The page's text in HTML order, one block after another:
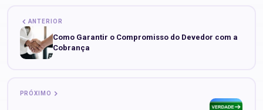
ANTERIOR
Como Garantir o Compromisso do Devedor com a
Cobrança
PRÓXIMO